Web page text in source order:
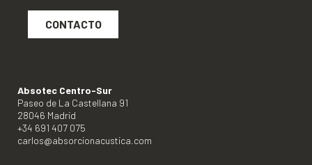
CONTACTO
Absotec Centro-Sur
Paseo de La Castellana 91
28046 Madrid
+34 691 407 075
carlos@absorcionacustica.com